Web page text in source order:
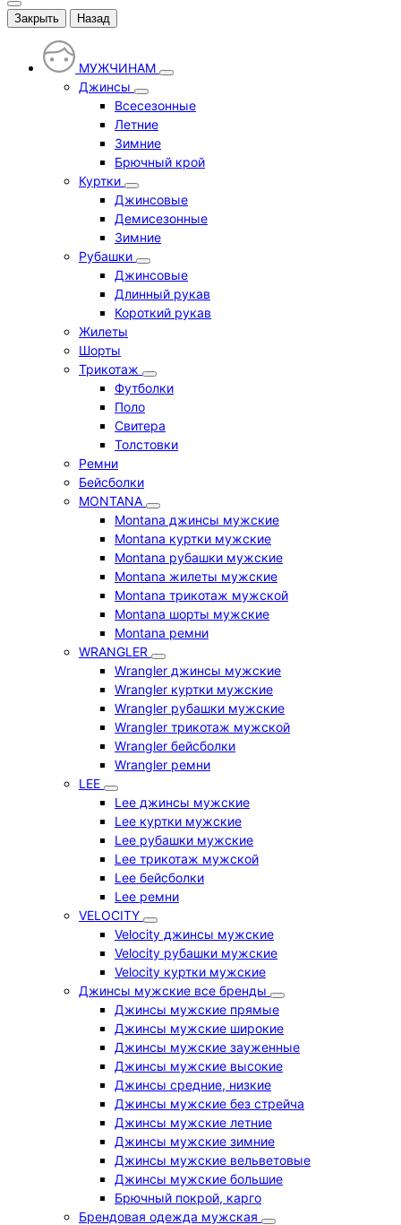
Закрыть Назад
МУЖЧИНАМ
Джинсы
Всесезонные
Летние
Зимние
Брючный крой
Куртки
Джинсовые
Демисезонные
Зимние
Рубашки
Джинсовые
Длинный рукав
Короткий рукав
Жилеты
Шорты
Трикотаж
Футболки
Поло
Свитера
Толстовки
Ремни
Бейсболки
MONTANA
Montana джинсы мужские
Montana куртки мужские
Montana рубашки мужские
Montana жилеты мужские
Montana трикотаж мужской
Montana шорты мужские
Montana ремни
WRANGLER
Wrangler джинсы мужские
Wrangler куртки мужские
Wrangler рубашки мужские
Wrangler трикотаж мужской
Wrangler бейсболки
Wrangler ремни
LEE
Lee джинсы мужские
Lee куртки мужские
Lee рубашки мужские
Lee трикотаж мужской
Lee бейсболки
Lee ремни
VELOCITY
Velocity джинсы мужские
Velocity рубашки мужские
Velocity куртки мужские
Джинсы мужские все бренды
Джинсы мужские прямые
Джинсы мужские широкие
Джинсы мужские зауженные
Джинсы мужские высокие
Джинсы средние, низкие
Джинсы мужские без стрейча
Джинсы мужские летние
Джинсы мужские зимние
Джинсы мужские вельветовые
Джинсы мужские большие
Брючный покрой, карго
Брендовая одежда мужская